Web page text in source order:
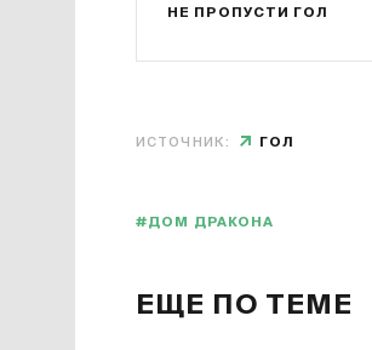
НЕ ПРОПУСТИ ГОЛ
ИСТОЧНИК: ГОЛ
#ДОМ ДРАКОНА
ЕЩЕ ПО ТЕМЕ